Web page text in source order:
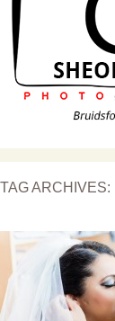
TAG ARCHIVES: